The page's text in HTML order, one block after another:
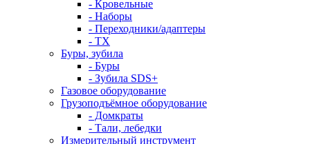
- Кровельные
- Наборы
- Переходники/адаптеры
- ТX
Буры, зубила
- Буры
- Зубила SDS+
Газовое оборудование
Грузоподъёмное оборудование
- Домкраты
- Тали, лебедки
Измерительный инструмент